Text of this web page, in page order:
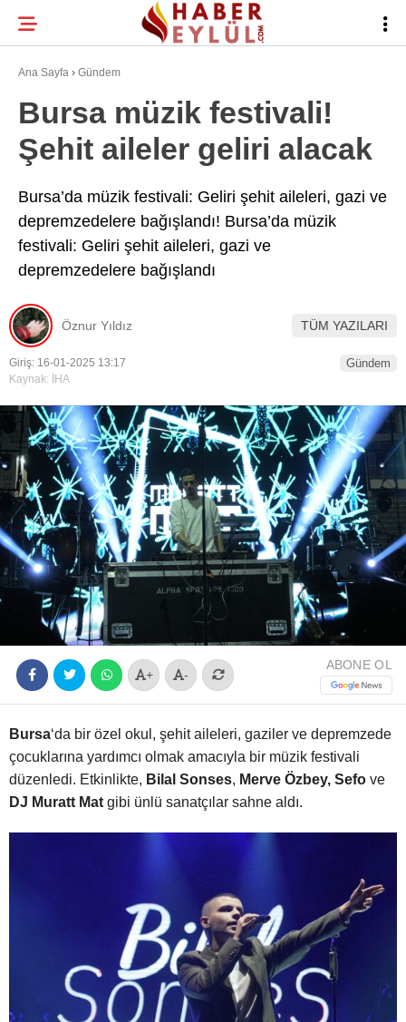
Hattı
Twitter
Youtube
28.9
BURSA HABERLERI
GÜNDEM
Ana Sayfa › Gündem
Bursa müzik festivali!
Şehit aileler geliri alacak
Bursa’da müzik festivali: Geliri şehit aileleri, gazi ve
depremzedelere bağışlandı! Bursa’da müzik
festivali: Geliri şehit aileleri, gazi ve
depremzedelere bağışlandı
Öznur Yıldız TÜM YAZILARI
Giriş: 16-01-2025 13:17
Kaynak: İHA
Gündem
+ -
ABONE OL
Bursa‘da bir özel okul, şehit aileleri, gaziler ve depremzede
çocuklarına yardımcı olmak amacıyla bir müzik festivali
düzenledi. Etkinlikte, Bilal Sonses, Merve Özbey, Sefo ve
DJ Muratt Mat gibi ünlü sanatçılar sahne aldı.